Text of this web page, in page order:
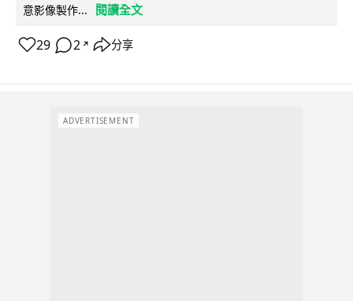
意影像製作...
閱讀全文
29 2 ↗ 分享
ADVERTISEMENT